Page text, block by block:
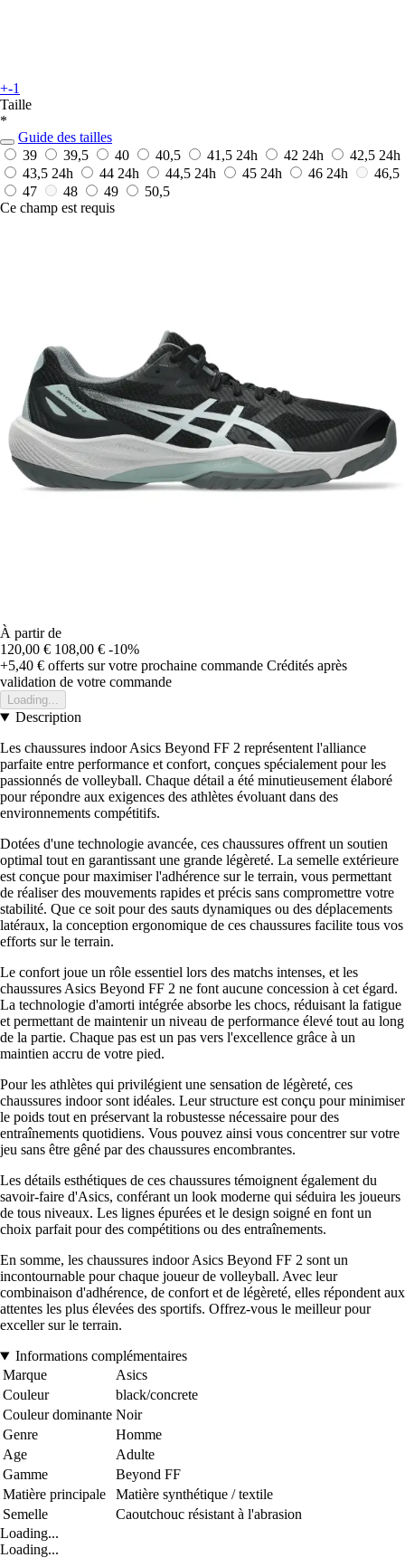
+-1
Taille
*
Guide des tailles
39
39,5 40 40,5 41,5 24h 42 24h 42,5 24h
43,5 24h 44 24h 44,5 24h 45 24h 46 24h
46,5
47
48 49
50,5
Ce champ est requis
À partir de
120,00 € 108,00 € -10%
+5,40 € offerts sur votre prochaine commande Crédités après
validation de votre commande
Loading...
Description
Les chaussures indoor Asics Beyond FF 2 représentent l'alliance
parfaite entre performance et confort, conçues spécialement pour les
passionnés de volleyball. Chaque détail a été minutieusement élaboré
pour répondre aux exigences des athlètes évoluant dans des
environnements compétitifs.
Dotées d'une technologie avancée, ces chaussures offrent un soutien
optimal tout en garantissant une grande légèreté. La semelle extérieure
est conçue pour maximiser l'adhérence sur le terrain, vous permettant
de réaliser des mouvements rapides et précis sans compromettre votre
stabilité. Que ce soit pour des sauts dynamiques ou des déplacements
latéraux, la conception ergonomique de ces chaussures facilite tous vos
efforts sur le terrain.
Le confort joue un rôle essentiel lors des matchs intenses, et les
chaussures Asics Beyond FF 2 ne font aucune concession à cet égard.
La technologie d'amorti intégrée absorbe les chocs, réduisant la fatigue
et permettant de maintenir un niveau de performance élevé tout au long
de la partie. Chaque pas est un pas vers l'excellence grâce à un
maintien accru de votre pied.
Pour les athlètes qui privilégient une sensation de légèreté, ces
chaussures indoor sont idéales. Leur structure est conçu pour minimiser
le poids tout en préservant la robustesse nécessaire pour des
entraînements quotidiens. Vous pouvez ainsi vous concentrer sur votre
jeu sans être gêné par des chaussures encombrantes.
Les détails esthétiques de ces chaussures témoignent également du
savoir-faire d'Asics, conférant un look moderne qui séduira les joueurs
de tous niveaux. Les lignes épurées et le design soigné en font un
choix parfait pour des compétitions ou des entraînements.
En somme, les chaussures indoor Asics Beyond FF 2 sont un
incontournable pour chaque joueur de volleyball. Avec leur
combinaison d'adhérence, de confort et de légèreté, elles répondent aux
attentes les plus élevées des sportifs. Offrez-vous le meilleur pour
exceller sur le terrain.
Informations complémentaires
Marque
Asics
Couleur
black/concrete
Couleur dominante Noir
Genre
Homme
Age
Adulte
Gamme
Beyond FF
Matière principale
Matière synthétique / textile
Semelle
Caoutchouc résistant à l'abrasion
Loading...
Loading...